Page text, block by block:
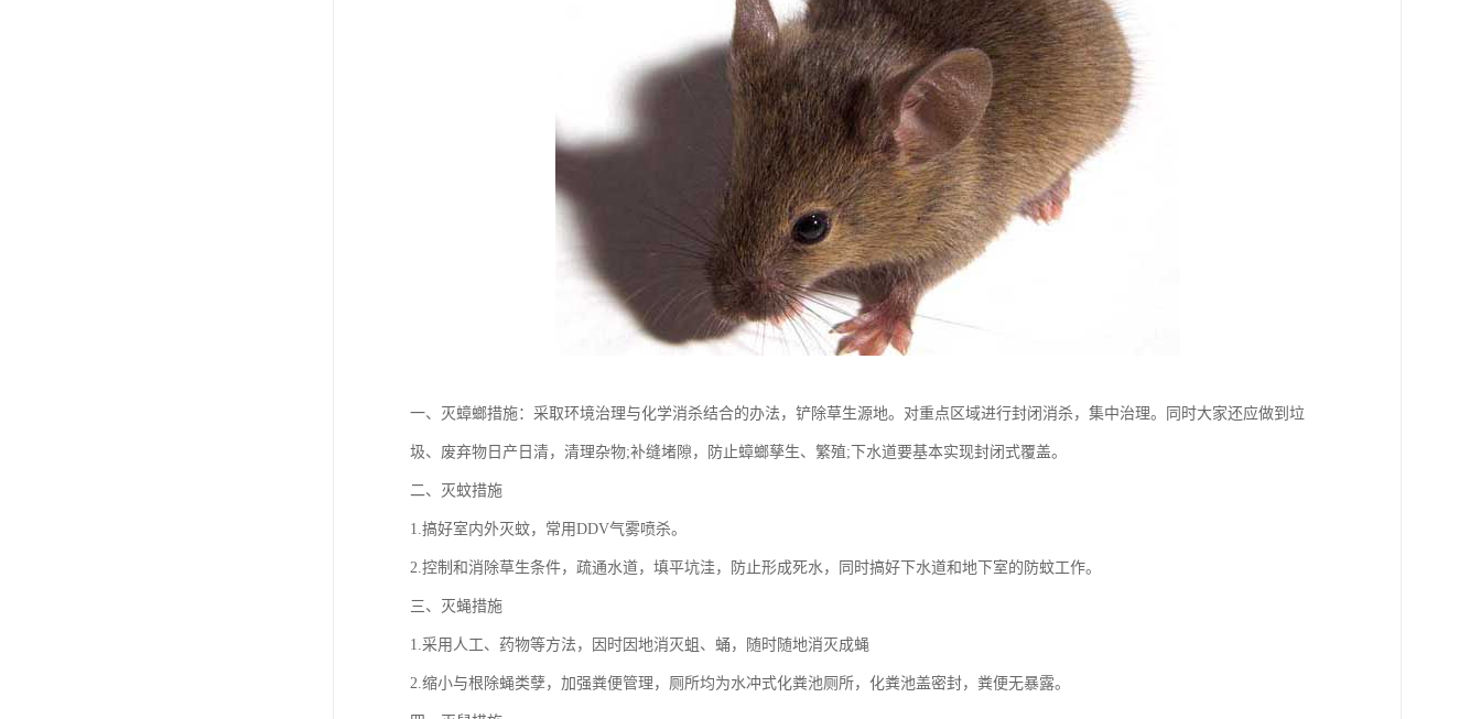
一、灭蟑螂措施：采取环境治理与化学消杀结合的办法，铲除草生源地。对重点区域进行封闭消杀，集中治理。同时大家还应做到垃
圾、废弃物日产日清，清理杂物;补缝堵隙，防止蟑螂孳生、繁殖;下水道要基本实现封闭式覆盖。
二、灭蚊措施
1.搞好室内外灭蚊，常用DDV气雾喷杀。
2.控制和消除草生条件，疏通水道，填平坑洼，防止形成死水，同时搞好下水道和地下室的防蚊工作。
三、灭蝇措施
1.采用人工、药物等方法，因时因地消灭蛆、蛹，随时随地消灭成蝇
2.缩小与根除蝇类孽，加强粪便管理，厕所均为水冲式化粪池厕所，化粪池盖密封，粪便无暴露。